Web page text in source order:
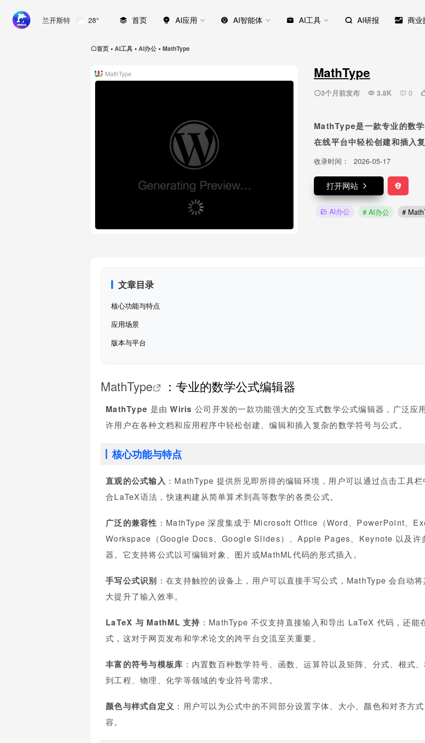
兰开斯特 28° 首页 AI应用 AI智能体 AI工具 AI研报 商业
首页 • AI工具 • AI办公 • MathType
MathType
3个月前发布 3.8K 0
MathType是一款专业的数
在线平台中轻松创建和插入
收录时间： 2026-05-17
打开网站
AI办公 # AI办公 #
MathType
文章目录
核心功能与特点
应用场景
版本与平台
MathType ：专业的数学公式编辑器
MathType 是由Wiris 公司开发的一款功能强大的交互式数学公式编辑器，广泛应
许用户在各种文档和应用程序中轻松创建、编辑和插入复杂的数学符号与公式。
核心功能与特点
直观的公式输入 ：MathType 提供所见即所得的编辑环境，用户可以通过点击工具
合LaTeX语法，快速构建从简单算术到高等数学的各类公式。
广泛的兼容性 ：MathType 深度集成于 Microsoft Office（Word、PowerPoint、
Workspace（Google Docs、Google Slides）、Apple Pages、Keynote 以及许
器。它支持将公式以可编辑对象、图片或MathML代码的形式插入。
手写公式识别 ：在支持触控的设备上，用户可以直接手写公式，MathType 会自动
大提升了输入效率。
LaTeX 与 MathML 支持 ：MathType 不仅支持直接输入和导出 LaTeX 代码，还
式，这对于网页发布和学术论文的跨平台交流至关重要。
丰富的符号与模板库 ：内置数百种数学符号、函数、运算符以及矩阵、分式、根式
到工程、物理、化学等领域的专业符号需求。
颜色与样式自定义 ：用户可以为公式中的不同部分设置字体、大小、颜色和对齐方
容。